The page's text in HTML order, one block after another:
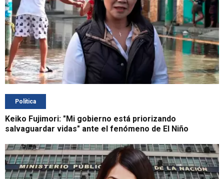
Política
Keiko Fujimori: "Mi gobierno está priorizando
salvaguardar vidas" ante el fenómeno de El Niño